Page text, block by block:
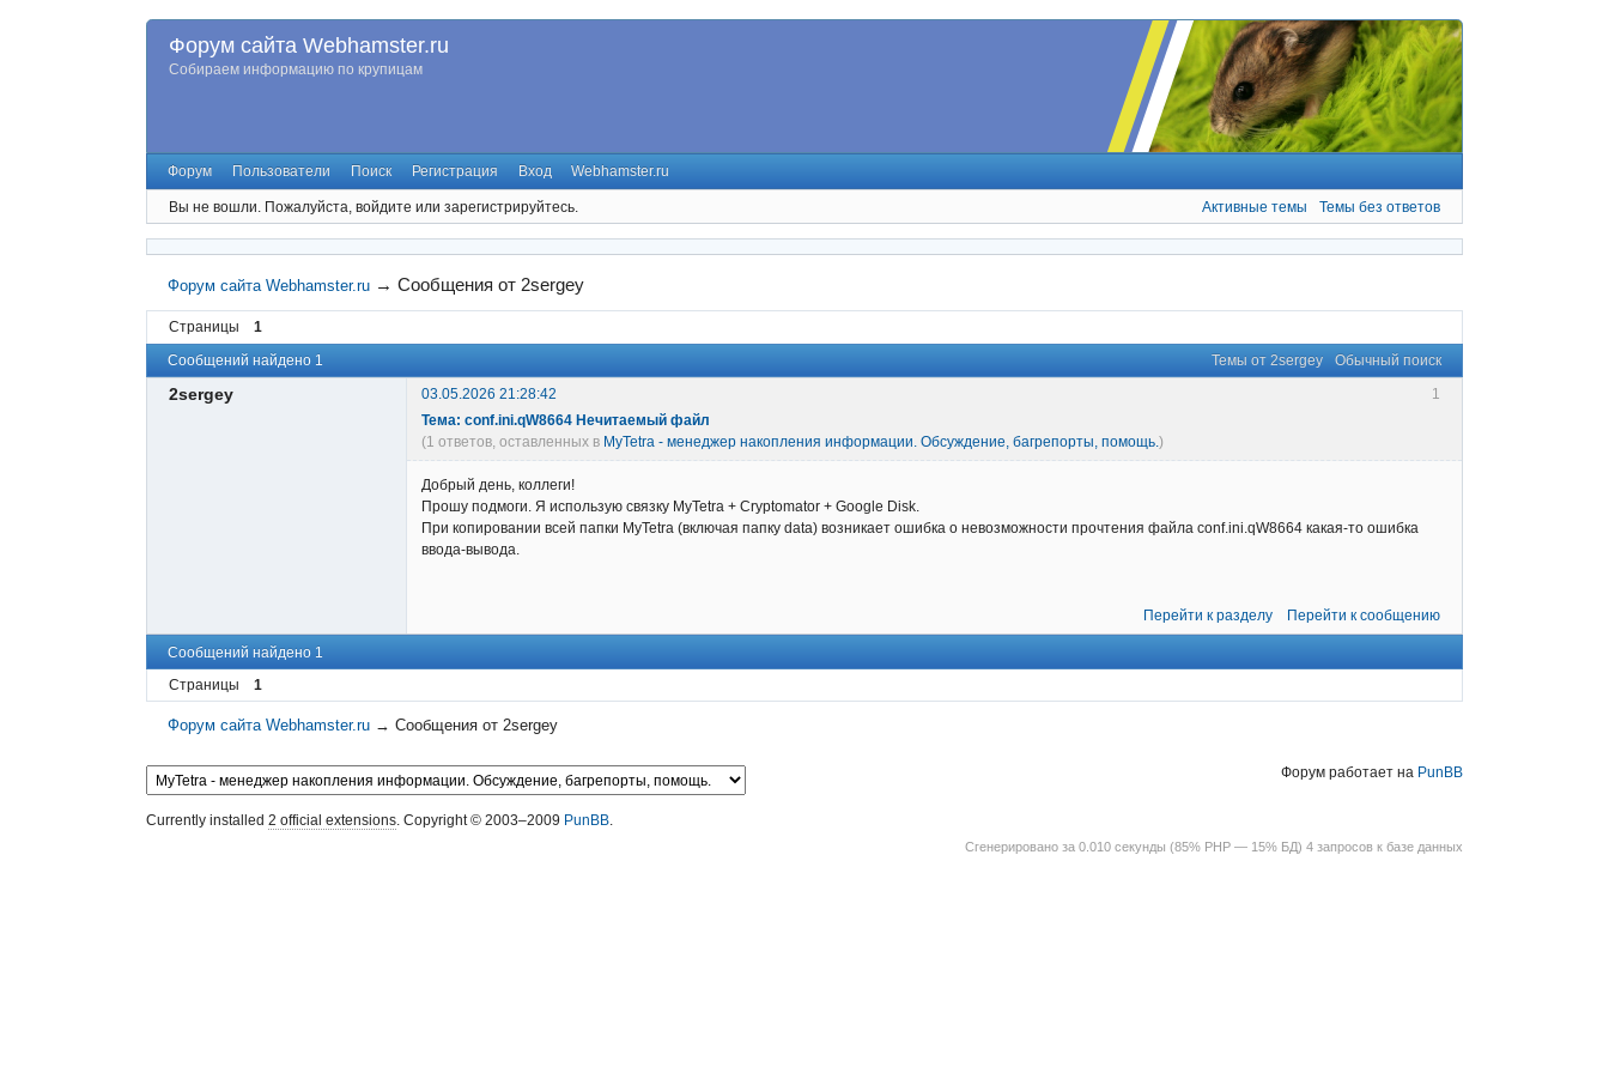
Форум сайта Webhamster.ru
Собираем информацию по крупицам
Форум Пользователи Поиск Регистрация Вход Webhamster.ru
Вы не вошли. Пожалуйста, войдите или зарегистрируйтесь. Активные темы Темы без ответов
Форум сайта Webhamster.ru →Сообщения от 2sergey
Страницы
1
Темы от 2sergey
Обычный поиск
Сообщений найдено 1
1
2sergey
03.05.2026 21:28:42
Тема: conf.ini.qW8664 Нечитаемый файл
(1 ответов, оставленных в MyTetra - менеджер накопления информации. Обсуждение, багрепорты, помощь.)
Добрый день, коллеги!
Прошу подмоги. Я использую связку MyTetra + Cryptomator + Google Disk.
При копировании всей папки MyTetra (включая папку data) возникает ошибка о невозможности прочтения файла conf.ini.qW8664 какая-то ошибка
ввода-вывода.
Перейти к разделу Перейти к сообщению
Сообщений найдено 1
Страницы
1
Форум сайта Webhamster.ru →Сообщения от 2sergey
Форум работает на PunBB
Currently installed 2 official extensions. Copyright © 2003–2009 PunBB.
Сгенерировано за 0.010 секунды (85% PHP — 15% БД) 4 запросов к базе данных